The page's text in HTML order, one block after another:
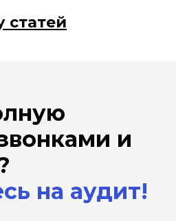
статей
и
на аудит!